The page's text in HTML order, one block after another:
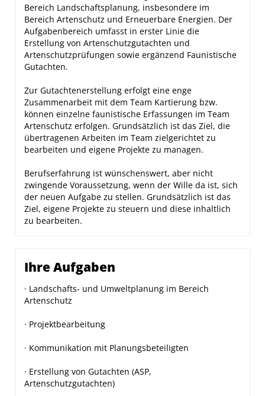
Bereich Landschaftsplanung, insbesondere im
Bereich Artenschutz und Erneuerbare Energien. Der
Aufgabenbereich umfasst in erster Linie die
Erstellung von Artenschutzgutachten und
Artenschutzprüfungen sowie ergänzend Faunistische
Gutachten.
Zur Gutachtenerstellung erfolgt eine enge
Zusammenarbeit mit dem Team Kartierung bzw.
können einzelne faunistische Erfassungen im Team
Artenschutz erfolgen. Grundsätzlich ist das Ziel, die
übertragenen Arbeiten im Team zielgerichtet zu
bearbeiten und eigene Projekte zu managen.
Berufserfahrung ist wünschenswert, aber nicht
zwingende Voraussetzung, wenn der Wille da ist, sich
der neuen Aufgabe zu stellen. Grundsätzlich ist das
Ziel, eigene Projekte zu steuern und diese inhaltlich
zu bearbeiten.
Ihre Aufgaben
· Landschafts- und Umweltplanung im Bereich
Artenschutz
· Projektbearbeitung
· Kommunikation mit Planungsbeteiligten
· Erstellung von Gutachten (ASP,
Artenschutzgutachten)